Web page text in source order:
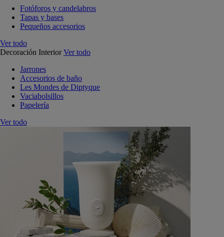
Fotóforos y candelabros
Tapas y bases
Pequeños accesorios
Ver todo
Decoración Interior Ver todo
Jarrones
Accesorios de baño
Les Mondes de Diptyque
Vaciabolsillos
Papelería
Ver todo